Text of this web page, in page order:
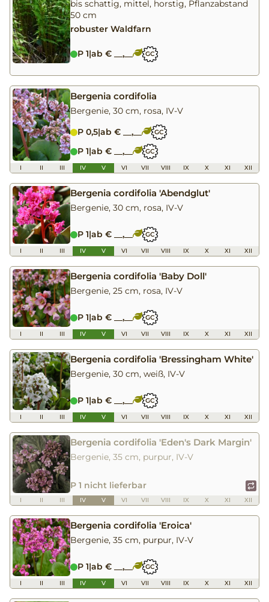
bis schattig, mittel, horstig, Pflanzabstand
50 cm
robuster Waldfarn
P 1|ab € __,__ GC
Bergenia cordifolia
Bergenie, 30 cm, rosa, IV-V
P 0,5|ab € __,__ GC
P 1|ab € __,__ GC
I II III IV V VI VII VIII IX X XI XII
Bergenia cordifolia 'Abendglut'
Bergenie, 30 cm, rosa, IV-V
P 1|ab € __,__ GC
I II III IV V VI VII VIII IX X XI XII
Bergenia cordifolia 'Baby Doll'
Bergenie, 25 cm, rosa, IV-V
P 1|ab € __,__ GC
I II III IV V VI VII VIII IX X XI XII
Bergenia cordifolia 'Bressingham White'
Bergenie, 30 cm, weiß, IV-V
P 1|ab € __,__ GC
I II III IV V VI VII VIII IX X XI XII
Bergenia cordifolia 'Eden's Dark Margin'
Bergenie, 35 cm, purpur, IV-V
P 1 nicht lieferbar
I II III IV V VI VII VIII IX X XI XII
Bergenia cordifolia 'Eroica'
Bergenie, 35 cm, purpur, IV-V
P 1|ab € __,__ GC
I II III IV V VI VII VIII IX X XI XII